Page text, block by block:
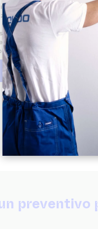
A
preventivo